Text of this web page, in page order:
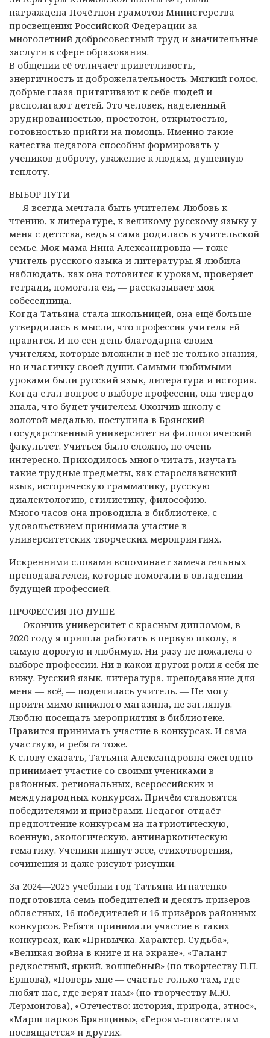
награждена Почётной грамотой Министерства
просвещения Российской Федерации за
многолетний добросовестный труд и значительные
заслуги в сфере образования.
В общении её отличает приветливость,
энергичность и доброжелательность. Мягкий голос,
добрые глаза притягивают к себе людей и
располагают детей. Это человек, наделенный
эрудированностью, простотой, открытостью,
готовностью прийти на помощь. Именно такие
качества педагога способны формировать у
учеников доброту, уважение к людям, душевную
теплоту.
ВЫБОР ПУТИ
— Я всегда мечтала быть учителем. Любовь к
чтению, к литературе, к великому русскому языку у
меня с детства, ведь я сама родилась в учительской
семье. Моя мама Нина Александровна — тоже
учитель русского языка и литературы. Я любила
наблюдать, как она готовится к урокам, проверяет
тетради, помогала ей, — рассказывает моя
собеседница.
Когда Татьяна стала школьницей, она ещё больше
утвердилась в мысли, что профессия учителя ей
нравится. И по сей день благодарна своим
учителям, которые вложили в неё не только знания,
но и частичку своей души. Самыми любимыми
уроками были русский язык, литература и история.
Когда стал вопрос о выборе профессии, она твердо
знала, что будет учителем. Окончив школу с
золотой медалью, поступила в Брянский
государственный университет на филологический
факультет. Учиться было сложно, но очень
интересно. Приходилось много читать, изучать
такие трудные предметы, как старославянский
язык, историческую грамматику, русскую
диалектологию, стилистику, философию.
Много часов она проводила в библиотеке, с
удовольствием принимала участие в
университетских творческих мероприятиях.
Искренними словами вспоминает замечательных
преподавателей, которые помогали в овладении
будущей профессией.
ПРОФЕССИЯ ПО ДУШЕ
— Окончив университет с красным дипломом, в
2020 году я пришла работать в первую школу, в
самую дорогую и любимую. Ни разу не пожалела о
выборе профессии. Ни в какой другой роли я себя не
вижу. Русский язык, литература, преподавание для
меня — всё, — поделилась учитель. — Не могу
пройти мимо книжного магазина, не заглянув.
Люблю посещать мероприятия в библиотеке.
Нравится принимать участие в конкурсах. И сама
участвую, и ребята тоже.
К слову сказать, Татьяна Александровна ежегодно
принимает участие со своими учениками в
районных, региональных, всероссийских и
международных конкурсах. Причём становятся
победителями и призёрами. Педагог отдаёт
предпочтение конкурсам на патриотическую,
военную, экологическую, антинаркотическую
тематику. Ученики пишут эссе, стихотворения,
сочинения и даже рисуют рисунки.
За 2024—2025 учебный год Татьяна Игнатенко
подготовила семь победителей и десять призеров
областных, 16 победителей и 16 призёров районных
конкурсов. Ребята принимали участие в таких
конкурсах, как «Привычка. Характер. Судьба»,
«Великая война в книге и на экране», «Талант
редкостный, яркий, волшебный» (по творчеству П.П.
Ершова), «Поверь мне — счастье только там, где
любят нас, где верят нам» (по творчеству М.Ю.
Лермонтова), «Отечество: история, природа, этнос»,
«Марш парков Брянщины», «Героям-спасателям
посвящается» и других.